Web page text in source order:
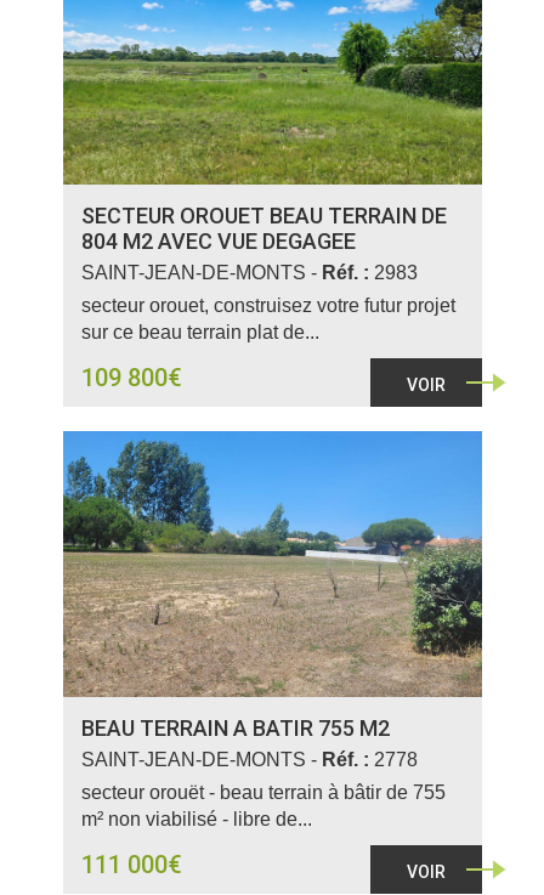
SECTEUR OROUET BEAU TERRAIN DE
804 M2 AVEC VUE DEGAGEE
SAINT-JEAN-DE-MONTS - Réf. : 2983
secteur orouet, construisez votre futur projet
sur ce beau terrain plat de...
109 800€ VOIR
BEAU TERRAIN A BATIR 755 M2
SAINT-JEAN-DE-MONTS - Réf. : 2778
secteur orouët - beau terrain à bâtir de 755
m² non viabilisé - libre de...
111 000€ VOIR